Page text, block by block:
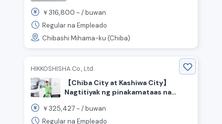
convenience store! May
pagkakataon para sa pagtaas ng
sahod
￥ 316,800 ~ /buwan
Regular na Empleado
Chibashi Mihama-ku (Chiba)
HIKKOSHISHA Co., Ltd.
【Chiba City at Kashiwa City】
Nagtitiyak ng pinakamataas na
May pasalubong na pera sa
pagpasok! Naghahanap ng mga
￥ 325,427 ~ /buwan
Regular na Empleado